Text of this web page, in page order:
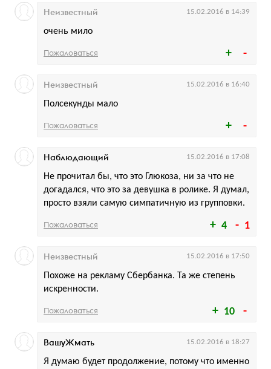
очень мило
Неизвестный 15.02.2016 в 14:39
Пожаловаться
Полсекунды мало
Неизвестный 15.02.2016 в 16:40
Пожаловаться
4 1
Не прочитал бы, что это Глюкоза, ни за что не
догадался, что это за девушка в ролике. Я думал,
просто взяли самую симпатичную из групповки.
Наблюдающий 15.02.2016 в 17:08
Пожаловаться
10
Похоже на рекламу Сбербанка. Та же степень
искренности.
Неизвестный 15.02.2016 в 17:50
Пожаловаться
Я думаю будет продолжение, потому что именно
ВашуЖмать 15.02.2016 в 18:27